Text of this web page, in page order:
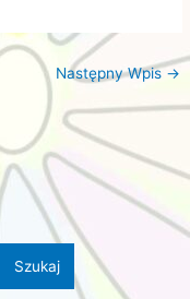
Następny Wpis→
Szukaj